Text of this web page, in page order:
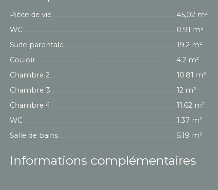
Pièce de vie
45,02 m²
WC
0.91 m²
Suite parentale
19.2 m²
Couloir
4.2 m²
Chambre 2
10.81 m²
Chambre 3
12 m²
Chambre 4
11.62 m²
WC
1.37 m²
Salle de bains
5.19 m²
Informations complémentaires